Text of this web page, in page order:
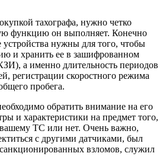
тахографа, нужно четко
функцию он выполняет. Конечно
нужны для того, чтобы
и хранить ее в зашифрованном
а именно длительность периодов
регистрации скоростного режима
пробега.
обратить внимание на его
и характеристики на предмет того,
ТС или нет. Очень важно,
с другими датчиками, был
взломов, служил